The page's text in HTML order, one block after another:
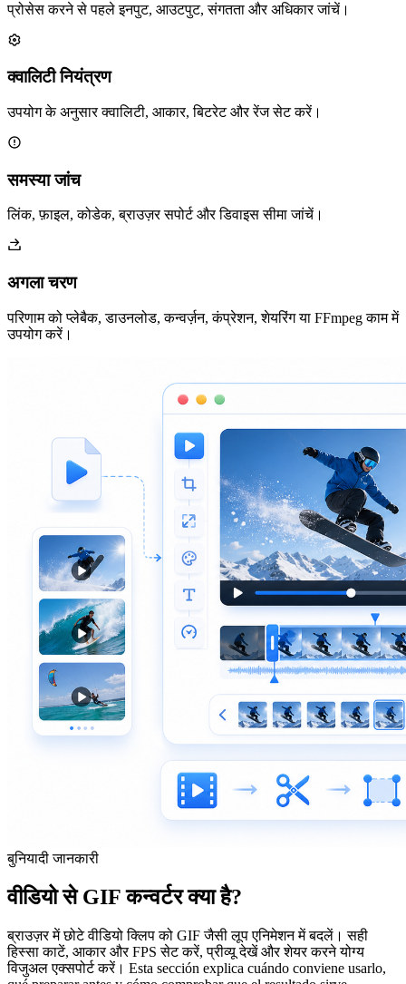
प्रोसेस करने से पहले इनपुट, आउटपुट, संगतता और अधिकार जांचें।
क्वालिटी नियंत्रण
उपयोग के अनुसार क्वालिटी, आकार, बिटरेट और रेंज सेट करें।
समस्या जांच
लिंक, फ़ाइल, कोडेक, ब्राउज़र सपोर्ट और डिवाइस सीमा जांचें।
अगला चरण
परिणाम को प्लेबैक, डाउनलोड, कन्वर्ज़न, कंप्रेशन, शेयरिंग या FFmpeg काम में
उपयोग करें।
बुनियादी जानकारी
वीडियो से GIF कन्वर्टर क्या है?
ब्राउज़र में छोटे वीडियो क्लिप को GIF जैसी लूप एनिमेशन में बदलें। सही
हिस्सा काटें, आकार और FPS सेट करें, प्रीव्यू देखें और शेयर करने योग्य
विजुअल एक्सपोर्ट करें। Esta sección explica cuándo conviene usarlo,